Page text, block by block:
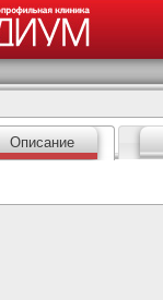
Описание